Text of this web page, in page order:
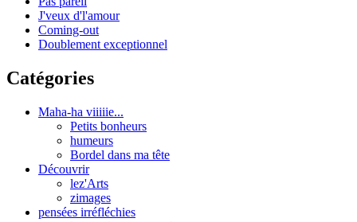
J'veux d'l'amour
Coming-out
Doublement exceptionnel
Catégories
Maha-ha viiiiie...
Petits bonheurs
humeurs
Bordel dans ma tête
Découvrir
lez'Arts
zimages
pensées irréfléchies